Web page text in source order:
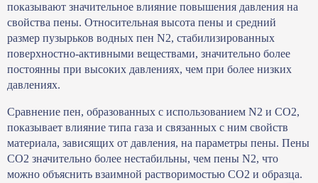
показывают значительное влияние повышения давления на
свойства пены. Относительная высота пены и средний
размер пузырьков водных пен N2, стабилизированных
поверхностно-активными веществами, значительно более
постоянны при высоких давлениях, чем при более низких
давлениях.
Сравнение пен, образованных с использованием N2 и CO2,
показывает влияние типа газа и связанных с ним свойств
материала, зависящих от давления, на параметры пены. Пены
CO2 значительно более нестабильны, чем пены N2, что
можно объяснить взаимной растворимостью CO2 и образца.